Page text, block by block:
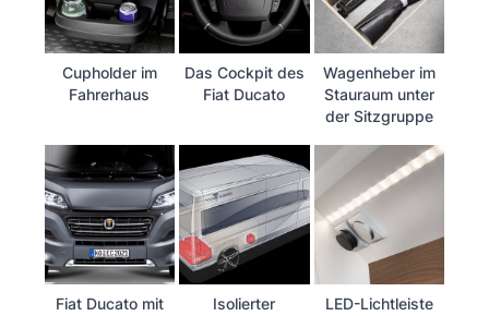
Cupholder im
Fahrerhaus
Das Cockpit des
Fiat Ducato
Wagenheber im
Stauraum unter
der Sitzgruppe
Fiat Ducato mit
Isolierter
LED-Lichtleiste